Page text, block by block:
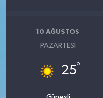
10 AĞUSTOS
PAZARTESI
25°